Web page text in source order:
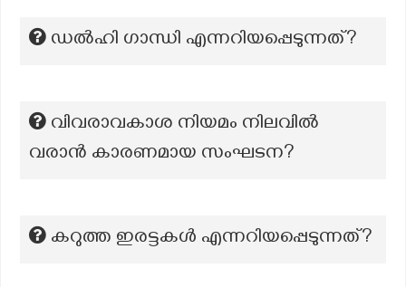
ഡൽഹി ഗാന്ധി എന്നറിയപ്പെടുന്നത്?
വിവരാവകാശ നിയമം നിലവില്‍
വരാന്‍ കാരണമായ സംഘടന?
കറുത്ത ഇരട്ടകൾ എന്നറിയപ്പെടുന്നത്?